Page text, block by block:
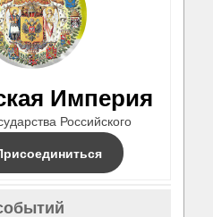
Империя
Российского